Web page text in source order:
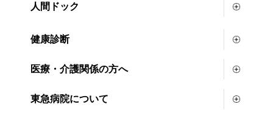
人間ドック
健康診断
医療・介護関係の方へ
東急病院について